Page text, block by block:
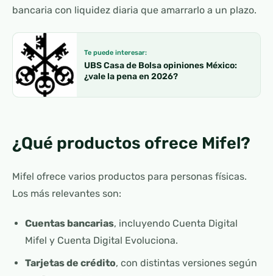
bancaria con liquidez diaria que amarrarlo a un plazo.
Te puede interesar:
UBS Casa de Bolsa opiniones México:
¿vale la pena en 2026?
¿Qué productos ofrece Mifel?
Mifel ofrece varios productos para personas físicas.
Los más relevantes son:
Cuentas bancarias, incluyendo Cuenta Digital
Mifel y Cuenta Digital Evoluciona.
Tarjetas de crédito, con distintas versiones según